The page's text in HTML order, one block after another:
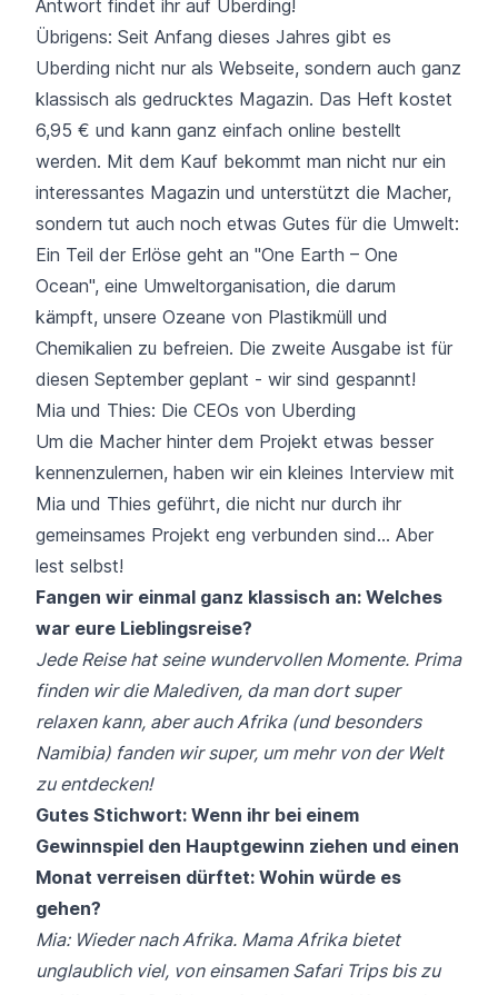
Antwort findet ihr auf Uberding!
Übrigens: Seit Anfang dieses Jahres gibt es
Uberding nicht nur als Webseite, sondern auch ganz
klassisch als gedrucktes Magazin. Das Heft kostet
6,95 € und kann ganz einfach online bestellt
werden. Mit dem Kauf bekommt man nicht nur ein
interessantes Magazin und unterstützt die Macher,
sondern tut auch noch etwas Gutes für die Umwelt:
Ein Teil der Erlöse geht an "One Earth – One
Ocean", eine Umweltorganisation, die darum
kämpft, unsere Ozeane von Plastikmüll und
Chemikalien zu befreien. Die zweite Ausgabe ist für
diesen September geplant - wir sind gespannt!
Mia und Thies: Die CEOs von Uberding
Um die Macher hinter dem Projekt etwas besser
kennenzulernen, haben wir ein kleines Interview mit
Mia und Thies geführt, die nicht nur durch ihr
gemeinsames Projekt eng verbunden sind... Aber
lest selbst!
Fangen wir einmal ganz klassisch an: Welches
war eure Lieblingsreise?
Jede Reise hat seine wundervollen Momente. Prima
finden wir die Malediven, da man dort super
relaxen kann, aber auch Afrika (und besonders
Namibia) fanden wir super, um mehr von der Welt
zu entdecken!
Gutes Stichwort: Wenn ihr bei einem
Gewinnspiel den Hauptgewinn ziehen und einen
Monat verreisen dürftet: Wohin würde es
gehen?
Mia: Wieder nach Afrika. Mama Afrika bietet
unglaublich viel, von einsamen Safari Trips bis zu